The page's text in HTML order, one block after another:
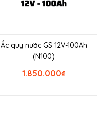
Ắc quy nước GS 12V-100Ah
(N100)
₫
1.850.000